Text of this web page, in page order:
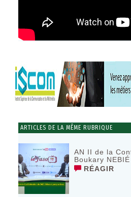
ARTICLES DE LA MÊME RUBRIQUE
AN II de la
Boukary
RÉAGIR